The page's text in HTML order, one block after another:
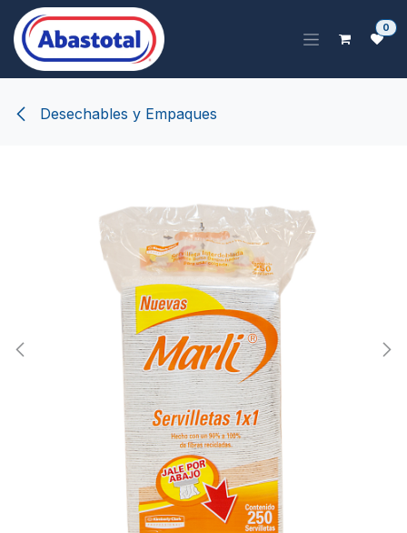
Ir al contenido
0
Desechables y Empaques